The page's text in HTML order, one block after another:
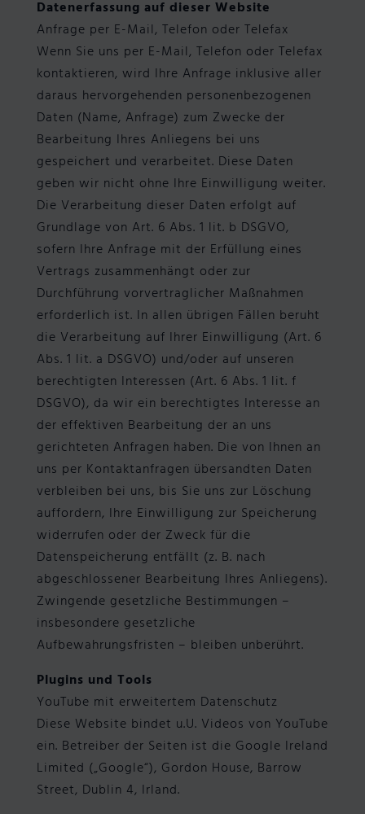
Datenerfassung auf dieser Website
Anfrage per E-Mail, Telefon oder Telefax
Wenn Sie uns per E-Mail, Telefon oder Telefax
kontaktieren, wird Ihre Anfrage inklusive aller
daraus hervorgehenden personenbezogenen
Daten (Name, Anfrage) zum Zwecke der
Bearbeitung Ihres Anliegens bei uns
gespeichert und verarbeitet. Diese Daten
geben wir nicht ohne Ihre Einwilligung weiter.
Die Verarbeitung dieser Daten erfolgt auf
Grundlage von Art. 6 Abs. 1 lit. b DSGVO,
sofern Ihre Anfrage mit der Erfüllung eines
Vertrags zusammenhängt oder zur
Durchführung vorvertraglicher Maßnahmen
erforderlich ist. In allen übrigen Fällen beruht
die Verarbeitung auf Ihrer Einwilligung (Art. 6
Abs. 1 lit. a DSGVO) und/oder auf unseren
berechtigten Interessen (Art. 6 Abs. 1 lit. f
DSGVO), da wir ein berechtigtes Interesse an
der effektiven Bearbeitung der an uns
gerichteten Anfragen haben. Die von Ihnen an
uns per Kontaktanfragen übersandten Daten
verbleiben bei uns, bis Sie uns zur Löschung
auffordern, Ihre Einwilligung zur Speicherung
widerrufen oder der Zweck für die
Datenspeicherung entfällt (z. B. nach
abgeschlossener Bearbeitung Ihres Anliegens).
Zwingende gesetzliche Bestimmungen –
insbesondere gesetzliche
Aufbewahrungsfristen – bleiben unberührt.
Plugins und Tools
YouTube mit erweitertem Datenschutz
Diese Website bindet u.U. Videos von YouTube
ein. Betreiber der Seiten ist die Google Ireland
Limited („Google“), Gordon House, Barrow
Street, Dublin 4, Irland.